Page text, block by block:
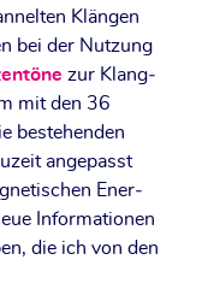
Klän­gen
bei der Nut­zung
zur Klang­
mit den 36
bestehen­den
ange­passt
Ener­
Infor­ma­tio­nen
die ich von den